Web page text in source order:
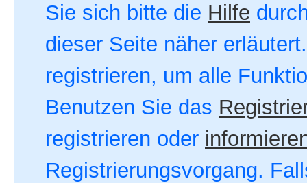
Sie sich bitte die Hilfe
dieser Seite näher
registrieren, um alle
Benutzen Sie das
registrieren oder
Registrierungsvorgang.